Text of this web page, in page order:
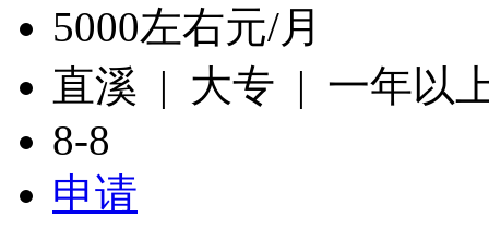
5000左右元/月
直溪 | 大专 | 一年以
8-8
申请